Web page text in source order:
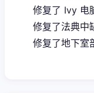
修复了 Ivy 电
修复了法典中
修复了地下室